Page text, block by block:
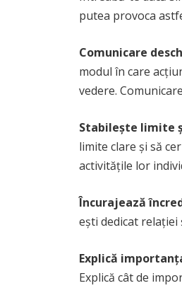
putea provoca
Comunicare
modul în care
vedere.
Stabilește limite
limite clare și să
activitățile lor
Încurajează
ești dedicat relației
Explică
Explică cât de